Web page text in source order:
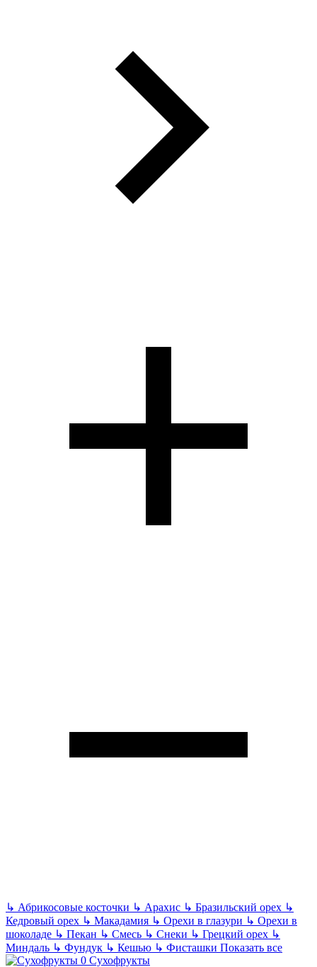
↳ Абрикосовые косточки ↳ Арахис ↳ Бразильский орех ↳
Кедровый орех ↳ Макадамия ↳ Орехи в глазури ↳ Орехи в
шоколаде ↳ Пекан ↳ Смесь ↳ Снеки ↳ Грецкий орех ↳
Миндаль ↳ Фундук ↳ Кешью ↳ Фисташки Показать все
Сухофрукты